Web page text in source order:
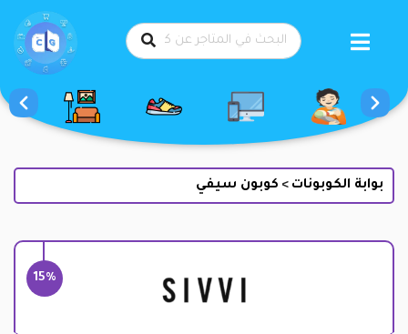
بوابة الكوبونات > كوبون سيفي
15%